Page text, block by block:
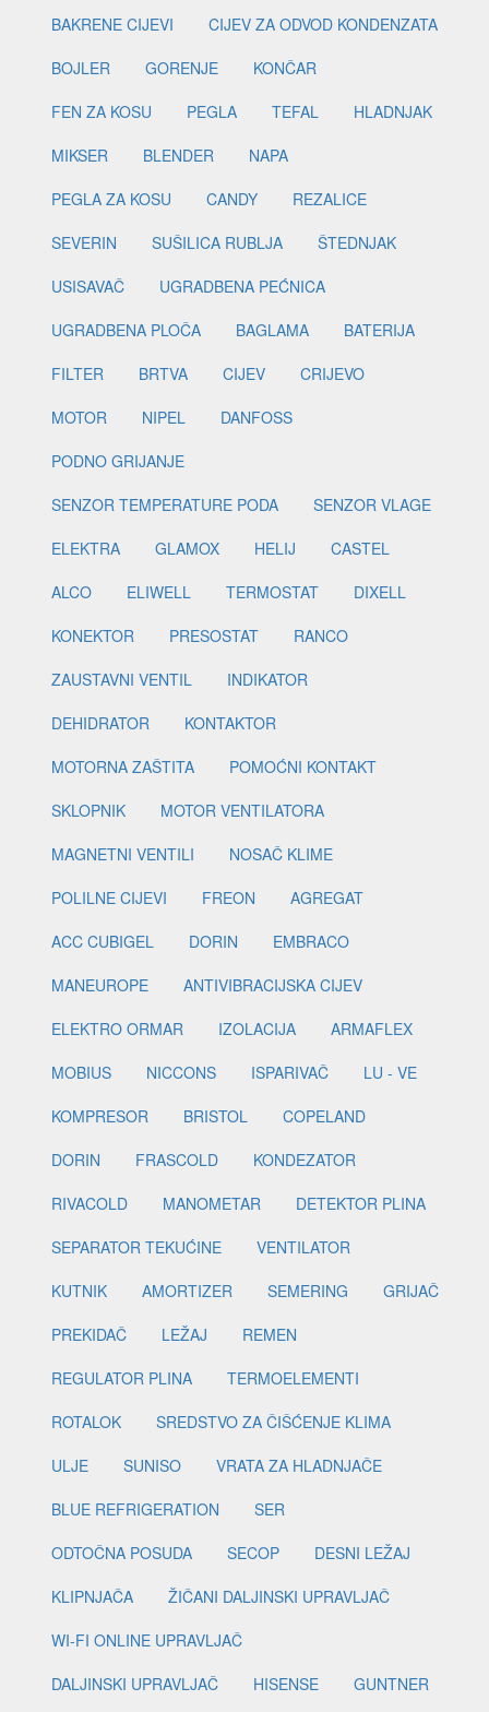
BAKRENE CIJEVI
CIJEV ZA ODVOD KONDENZATA
BOJLER
GORENJE
KONČAR
FEN ZA KOSU
PEGLA TEFAL
HLADNJAK
MIKSER
BLENDER
NAPA
PEGLA ZA KOSU
CANDY
REZALICE
SEVERIN
SUŠILICA RUBLJA
ŠTEDNJAK
USISAVAČ
UGRADBENA PEĆNICA
UGRADBENA PLOČA
BAGLAMA
BATERIJA
FILTER
BRTVA CIJEV
CRIJEVO
MOTOR
NIPEL
DANFOSS
PODNO GRIJANJE
SENZOR TEMPERATURE PODA
SENZOR VLAGE
ELEKTRA
GLAMOX HELIJ
CASTEL
ALCO
ELIWELL TERMOSTAT
DIXELL
KONEKTOR
PRESOSTAT
RANCO
ZAUSTAVNI VENTIL
INDIKATOR
DEHIDRATOR
KONTAKTOR
MOTORNA ZAŠTITA
POMOĆNI KONTAKT
SKLOPNIK
MOTOR VENTILATORA
MAGNETNI VENTILI
NOSAČ KLIME
POLILNE CIJEVI
FREON
AGREGAT
ACC CUBIGEL
DORIN
EMBRACO
MANEUROPE
ANTIVIBRACIJSKA CIJEV
ELEKTRO ORMAR
IZOLACIJA
ARMAFLEX
MOBIUS
NICCONS ISPARIVAČ
LU - VE
KOMPRESOR
BRISTOL
COPELAND
DORIN
FRASCOLD
KONDEZATOR
RIVACOLD
MANOMETAR
DETEKTOR PLINA
SEPARATOR TEKUĆINE
VENTILATOR
KUTNIK
AMORTIZER SEMERING
GRIJAČ
PREKIDAČ
LEŽAJ
REMEN
REGULATOR PLINA
TERMOELEMENTI
ROTALOK
SREDSTVO ZA ČIŠĆENJE KLIMA
ULJE
SUNISO
VRATA ZA HLADNJAČE
BLUE REFRIGERATION
SER
ODTOČNA POSUDA
SECOP
DESNI LEŽAJ
KLIPNJAČA
ŽIČANI DALJINSKI UPRAVLJAČ
WI-FI ONLINE UPRAVLJAČ
DALJINSKI UPRAVLJAČ
HISENSE GUNTNER